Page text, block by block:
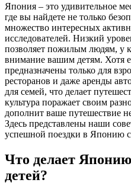
Япония – это удивительное
где вы найдете не только
множество интересных
исследователей. Низкий
позволяет пожилым людям, у
внимание вашим детям. Хотя
предназначены только для
ресторанов и даже аренды
для семей, что делает
культура поражает своим
дополнит ваше путешествие
Здесь представлены наши
успешной поездки в Японию
Что делает
детей?